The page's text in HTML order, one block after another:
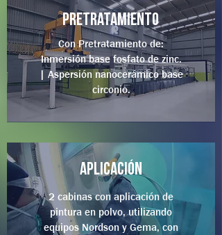
pretratamiento
Con Pretratamiento de:
Inmersión base fosfato de zinc.
| Aspersión nanocerámico base
circonio.
Aplicación
2 cabinas con aplicación de
pintura en polvo, utilizando
equipos Nordson y Gema, con